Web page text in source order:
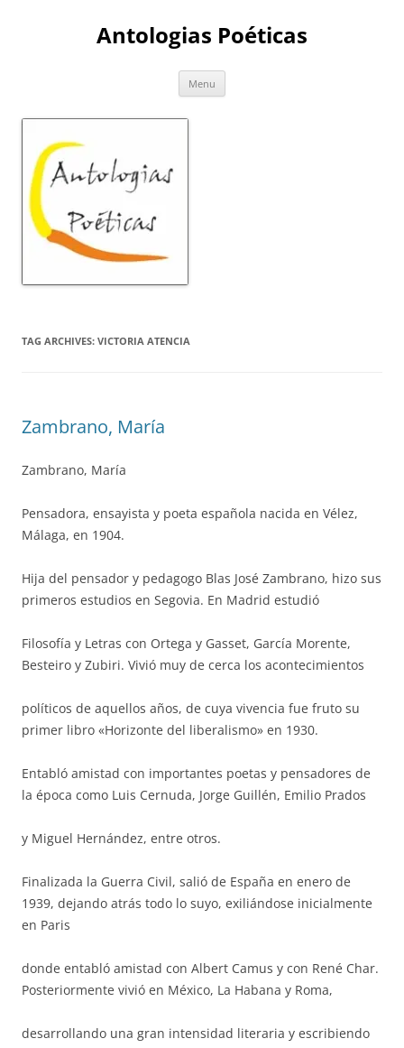
Antologias Poéticas
Menu
TAG ARCHIVES: VICTORIA ATENCIA
Zambrano, María
Zambrano, María
Pensadora, ensayista y poeta española nacida en Vélez,
Málaga, en 1904.
Hija del pensador y pedagogo Blas José Zambrano, hizo sus
primeros estudios en Segovia. En Madrid estudió
Filosofía y Letras con Ortega y Gasset, García Morente,
Besteiro y Zubiri. Vivió muy de cerca los acontecimientos
políticos de aquellos años, de cuya vivencia fue fruto su
primer libro «Horizonte del liberalismo» en 1930.
Entabló amistad con importantes poetas y pensadores de
la época como Luis Cernuda, Jorge Guillén, Emilio Prados
y Miguel Hernández, entre otros.
Finalizada la Guerra Civil, salió de España en enero de
1939, dejando atrás todo lo suyo, exiliándose inicialmente
en Paris
donde entabló amistad con Albert Camus y con René Char.
Posteriormente vivió en México, La Habana y Roma,
desarrollando una gran intensidad literaria y escribiendo